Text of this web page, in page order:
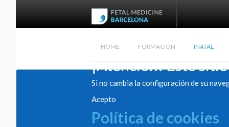
HOME FORMACIÓN INATAL
¡Atención! Este
Si no cambia la configuración de su
Acepto
Política de cookies